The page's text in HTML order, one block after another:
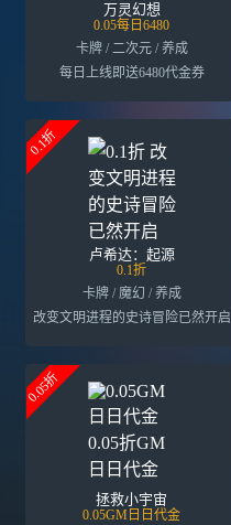
万灵幻想
0.05每日6480
卡牌 / 二次元 / 养成
每日上线即送6480代金券
0.1折
卢希达：起源
0.1折
卡牌 / 魔幻 / 养成
改变文明进程的史诗冒险已然开启
0.05折
拯救小宇宙
0.05GM日日代金